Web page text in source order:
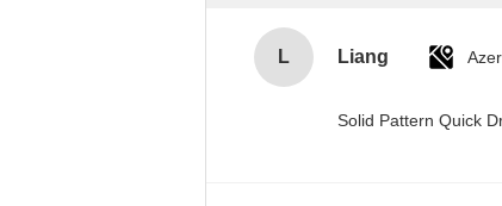
L Liang
Solid Pattern Quick